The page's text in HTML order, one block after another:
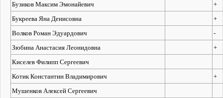
Бузиков Максим Эмонайевич
+
Букреева Яна Денисовна
+
Волков Роман Эдуардович
-
Зюбина Анастасия Леонидовна
+
Киселев Филипп Сергеевич
Котик Константин Владимирович
+
Мушенков Алексей Сергеевич